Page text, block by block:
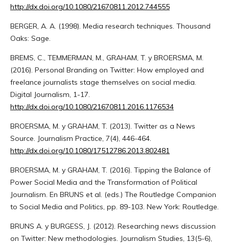
http://dx.doi.org/10.1080/21670811.2012.744555
BERGER, A. A. (1998). Media research techniques. Thousand
Oaks: Sage.
BREMS, C., TEMMERMAN, M., GRAHAM, T. y BROERSMA, M.
(2016). Personal Branding on Twitter: How employed and
freelance journalists stage themselves on social media.
Digital Journalism, 1-17.
http://dx.doi.org/10.1080/21670811.2016.1176534
BROERSMA, M. y GRAHAM, T. (2013). Twitter as a News
Source. Journalism Practice, 7(4), 446-464.
http://dx.doi.org/10.1080/17512786.2013.802481
BROERSMA, M. y GRAHAM, T. (2016). Tipping the Balance of
Power Social Media and the Transformation of Political
Journalism. En BRUNS et al. (eds.) The Routledge Companion
to Social Media and Politics, pp. 89-103. New York: Routledge.
BRUNS A. y BURGESS, J. (2012). Researching news discussion
on Twitter: New methodologies. Journalism Studies, 13(5-6),